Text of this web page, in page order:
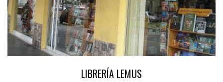
LIBRERÍA LEMUS